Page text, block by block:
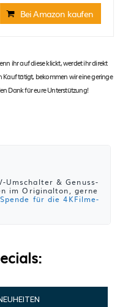
Bei Amazon kaufen
ihr auf diese klickt, werdet ihr direkt
Kauf tätigt, bekommen wir eine geringe
Dank für eure Unterstützung!
Umschalter & Genuss-
im Originalton, gerne
für die 4KFilme-